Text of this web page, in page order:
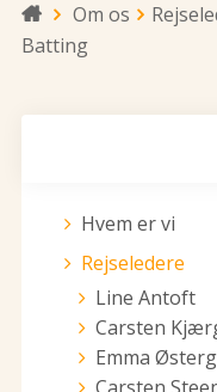
 Om os
Batting
Hvem er vi
Rejseledere
Line Antoft
Carsten
Emma